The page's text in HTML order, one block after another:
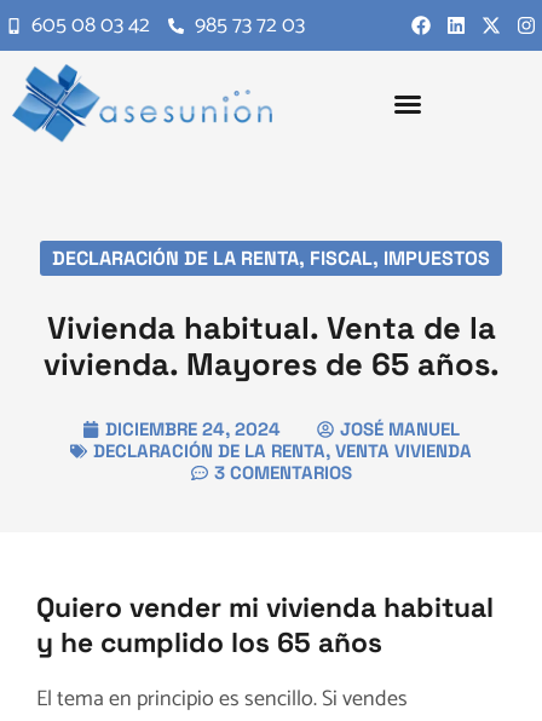
605 08 03 42 985 73 72 03
DECLARACIÓN DE LA RENTA, FISCAL, IMPUESTOS
Vivienda habitual. Venta de la
vivienda. Mayores de 65 años.
DICIEMBRE 24, 2024
JOSÉ MANUEL
DECLARACIÓN DE LA RENTA, VENTA VIVIENDA
3 COMENTARIOS
Quiero vender mi vivienda habitual
y he cumplido los 65 años
El tema en principio es sencillo. Si vendes